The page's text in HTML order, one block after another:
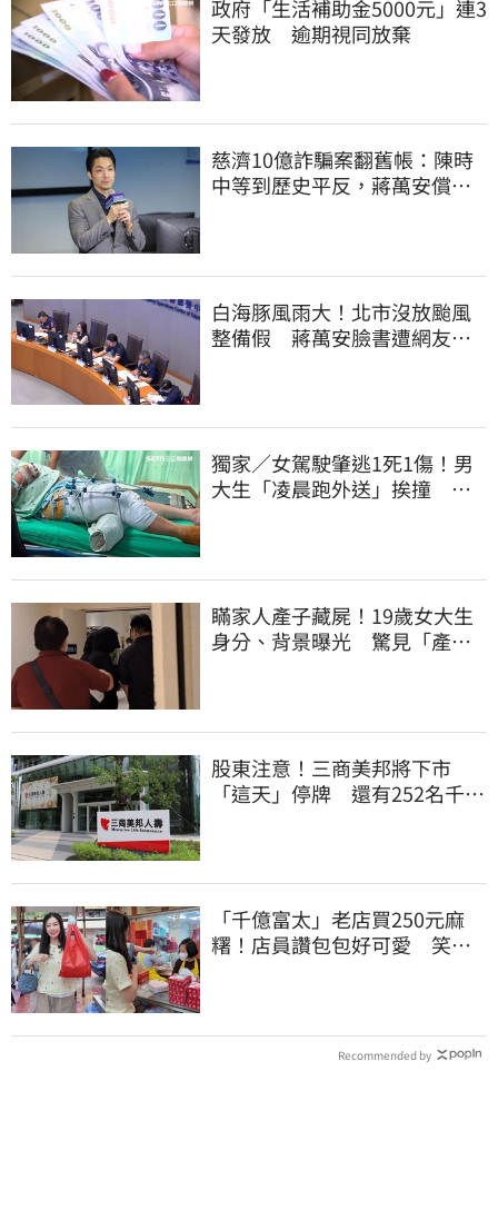
政府「生活補助金5000元」連3
天發放 逾期視同放棄
慈濟10億詐騙案翻舊帳：陳時
中等到歷史平反，蔣萬安償還
白海豚風雨大！北市沒放颱風
整備假 蔣萬安臉書遭網友灌
獨家／女駕駛肇逃1死1傷！男
大生「凌晨跑外送」挨撞 媽
瞞家人產子藏屍！19歲女大生
身分、背景曝光 驚見「產檢
股東注意！三商美邦將下市
「這天」停牌 還有252名千張
「千億富太」老店買250元麻
糬！店員讚包包好可愛 笑
Recommended by